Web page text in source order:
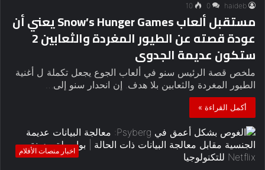
haideb
0
10
مستقبل ألعاب Snow’s Hunger Games يعني أن
عودة قصته عن الطيور المغردة والثعابين 2
ستكون عديمة الجدوى
ملخص قصة الرئيس سنو في ألعاب الجوع يجعل تكملة ل أغنية
الطيور المغردة والثعابين بلا هدف. إن انحدار سنو إلى…
أكمل القراءة »
اخبار منصات الأفلام